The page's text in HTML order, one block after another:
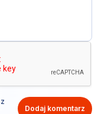
Dodaj komentarz